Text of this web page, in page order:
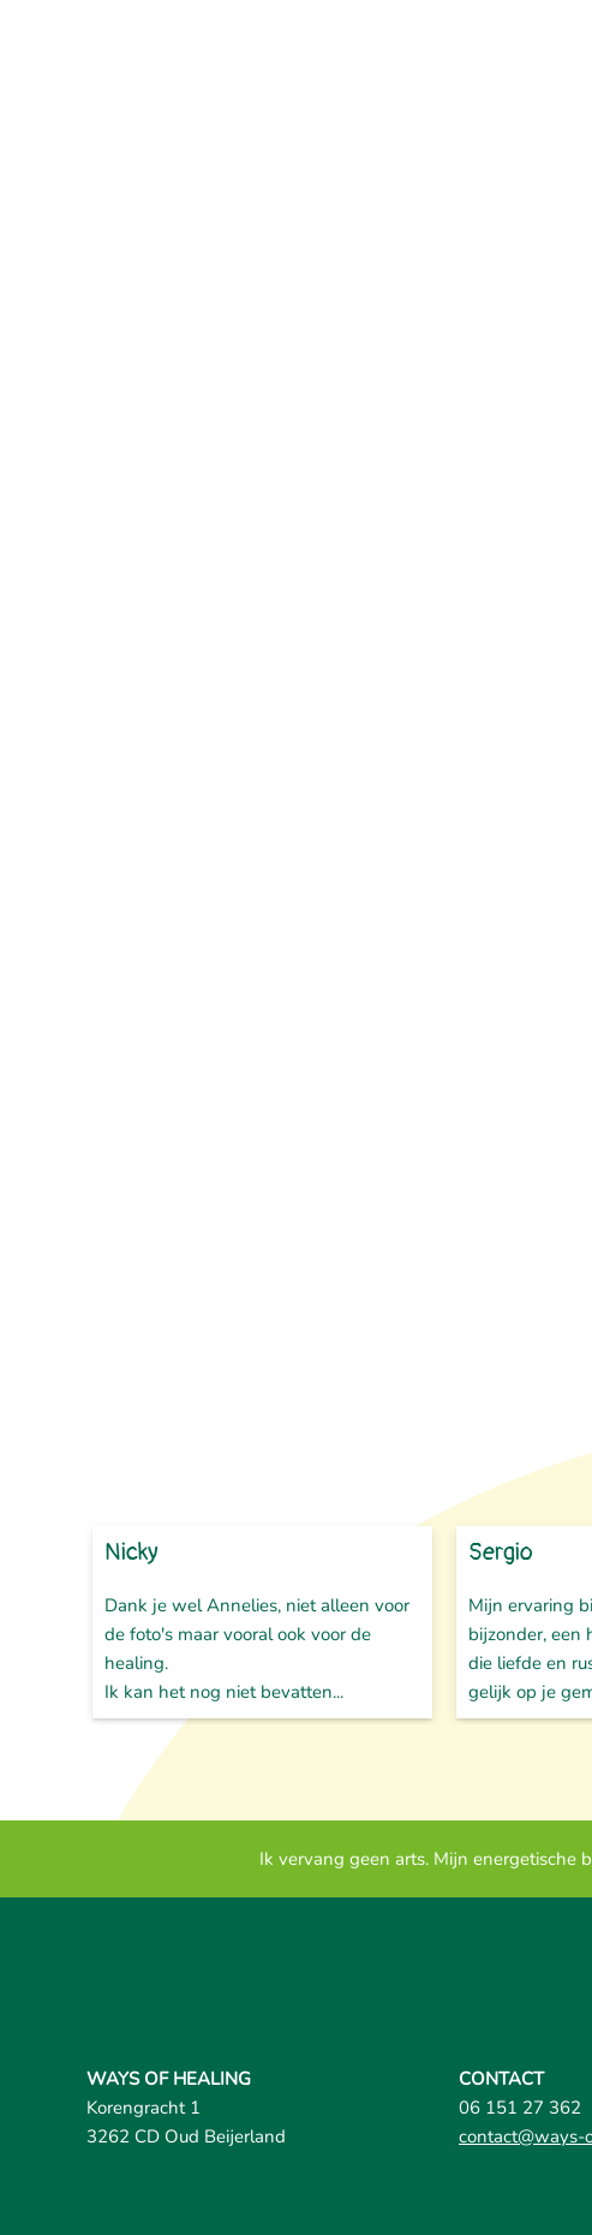
Nicky
Dank je wel Annelies, niet alleen voor
de foto's maar vooral ook voor de
healing.
Ik kan het nog niet bevatten...
Sergio
Mijn ervaring
bijzonder, een
die liefde en
gelijk op je
Ik vervang geen arts. Mijn energetische
WAYS OF HEALING
Korengracht 1
3262 CD Oud Beijerland
CONTACT
06 151 27 362
contact@ways-